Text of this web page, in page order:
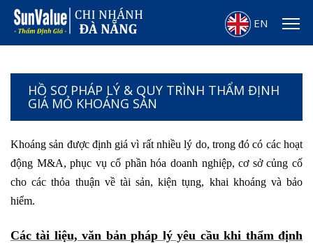
EN
HỒ SƠ PHÁP LÝ & QUY TRÌNH THẨM ĐỊNH
GIÁ MỎ KHOÁNG SẢN
Khoáng sản được định giá vì rất nhiều lý do, trong đó có các hoạt
động M&A, phục vụ cổ phần hóa doanh nghiệp, cơ sở củng cố
cho các thỏa thuận về tài sản, kiện tụng, khai khoáng và bảo
hiểm.
Các tài liệu, văn bản pháp lý yêu cầu khi thẩm định